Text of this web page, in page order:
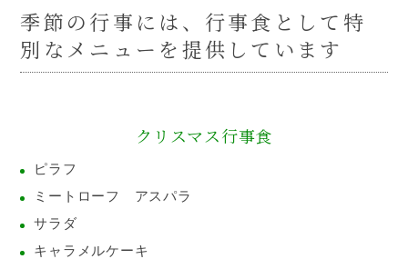
季節の行事には、行事食として特
別なメニューを提供しています
クリスマス行事食
ピラフ
ミートローフ アスパラ
サラダ
キャラメルケーキ